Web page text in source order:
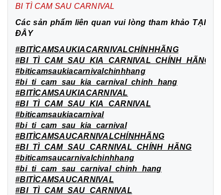
BI TÌ CAM SAU CARNIVAL
Các sản phẩm liên quan vui lòng tham khảo TẠI
ĐÂY
#BITÌCAMSAUKIACARNIVALCHÍNHHÃNG
#BI_TÌ_CAM_SAU_KIA_CARNIVAL_CHÍNH_HÃNG
#biticamsaukiacarnivalchinhhang
#bi_ti_cam_sau_kia_carnival_chinh_hang
#BITÌCAMSAUKIACARNIVAL
#BI_TÌ_CAM_SAU_KIA_CARNIVAL
#biticamsaukiacarnival
#bi_ti_cam_sau_kia_carnival
#BITÌCAMSAUCARNIVALCHÍNHHÃNG
#BI_TÌ_CAM_SAU_CARNIVAL_CHÍNH_HÃNG
#biticamsaucarnivalchinhhang
#bi_ti_cam_sau_carnival_chinh_hang
#BITÌCAMSAUCARNIVAL
#BI_TÌ_CAM_SAU_CARNIVAL